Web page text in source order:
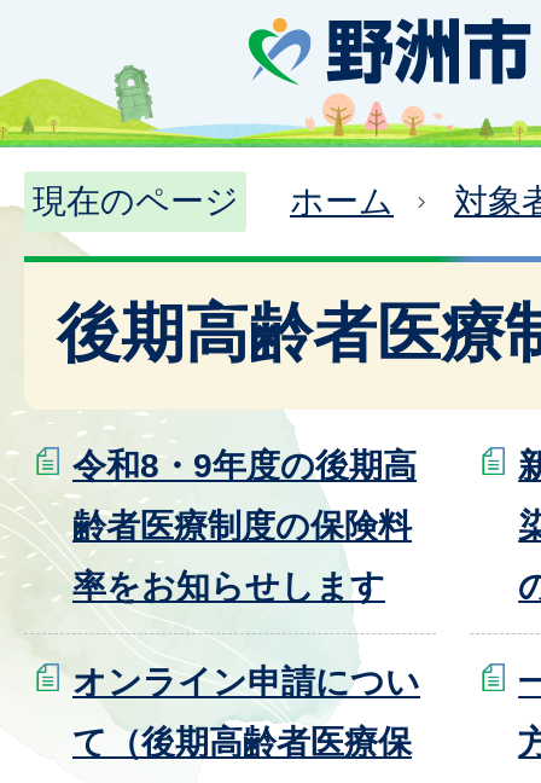
現在のページ ホーム 対象
後期高齢者医療
令和8・9年度の後期高
齢者医療制度の保険料
率をお知らせします
オンライン申請につい
て（後期高齢者医療保